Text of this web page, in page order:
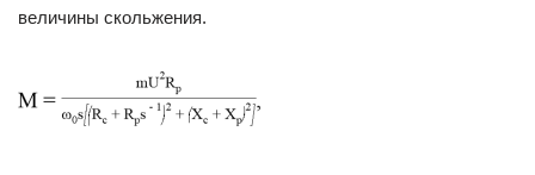
величины скольжения.